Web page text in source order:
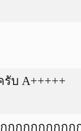
บ A+++++
กกกกกกกกก